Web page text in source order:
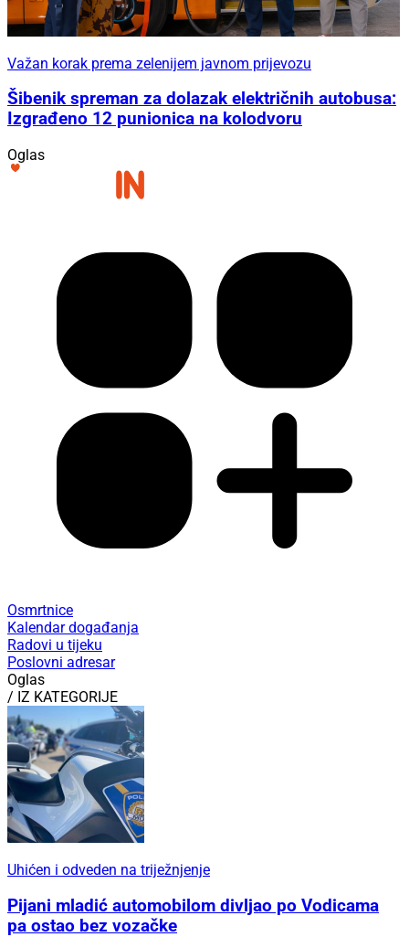
Važan korak prema zelenijem javnom prijevozu
Šibenik spreman za dolazak električnih autobusa:
Izgrađeno 12 punionica na kolodvoru
Oglas
Osmrtnice
Kalendar događanja
Radovi u tijeku
Poslovni adresar
Oglas
/ IZ KATEGORIJE
Uhićen i odveden na triježnjenje
Pijani mladić automobilom divljao po Vodicama
pa ostao bez vozačke